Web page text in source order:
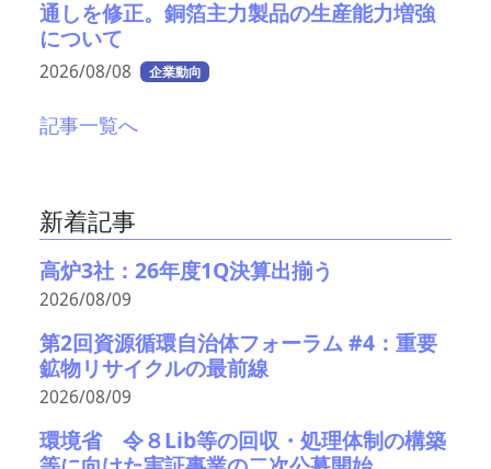
通しを修正。銅箔主力製品の生産能力増強
について
2026/08/08 企業動向
記事一覧へ
新着記事
高炉3社：26年度1Q決算出揃う
2026/08/09
第2回資源循環自治体フォーラム #4：重要
鉱物リサイクルの最前線
2026/08/09
環境省 令８Lib等の回収・処理体制の構築